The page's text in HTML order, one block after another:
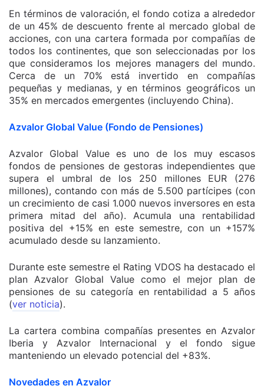
En términos de valoración, el fondo cotiza a alrededor
de un 45% de descuento frente al mercado global de
acciones, con una cartera formada por compañías de
todos los continentes, que son seleccionadas por los
que consideramos los mejores managers del mundo.
Cerca de un 70% está invertido en compañías
pequeñas y medianas, y en términos geográficos un
35% en mercados emergentes (incluyendo China).
Azvalor Global Value (Fondo de Pensiones)
Azvalor Global Value es uno de los muy escasos
fondos de pensiones de gestoras independientes que
supera el umbral de los 250 millones EUR (276
millones), contando con más de 5.500 partícipes (con
un crecimiento de casi 1.000 nuevos inversores en esta
primera mitad del año). Acumula una rentabilidad
positiva del +15% en este semestre, con un +157%
acumulado desde su lanzamiento.
Durante este semestre el Rating VDOS ha destacado el
plan Azvalor Global Value como el mejor plan de
pensiones de su categoría en rentabilidad a 5 años
(ver noticia).
La cartera combina compañías presentes en Azvalor
Iberia y Azvalor Internacional y el fondo sigue
manteniendo un elevado potencial del +83%.
Novedades en Azvalor